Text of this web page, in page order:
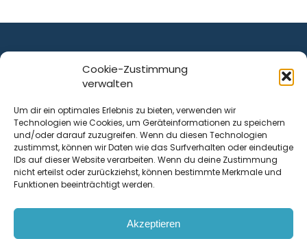
Cookie-Zustimmung
verwalten
Um dir ein optimales Erlebnis zu bieten, verwenden wir
Technologien wie Cookies, um Geräteinformationen zu speichern
und/oder darauf zuzugreifen. Wenn du diesen Technologien
zustimmst, können wir Daten wie das Surfverhalten oder eindeutige
IDs auf dieser Website verarbeiten. Wenn du deine Zustimmung
nicht erteilst oder zurückziehst, können bestimmte Merkmale und
Funktionen beeinträchtigt werden.
Akzeptieren
ist ein Service von
Krenn Real GmbH
Tischlerstraße 12
4050Traun| Österreich
Kontakt